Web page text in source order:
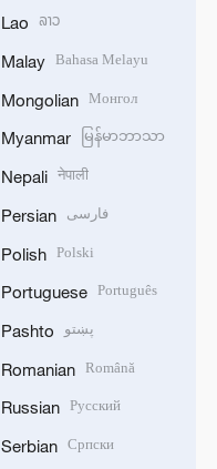
Lao ລາວ
Malay Bahasa Melayu
Mongolian Монгол
Myanmar မြန်မာဘာသာ
Nepali नेपाली
Persian فارسی
Polish Polski
Portuguese Português
Pashto پښتو
Romanian Română
Russian Русский
Serbian Српски